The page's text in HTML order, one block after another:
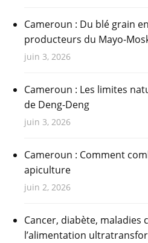
Cameroun : Du blé grain
producteurs du Mayo-
juin 3, 2026
Cameroun : Les limites
de Deng-Deng
juin 3, 2026
Cameroun : Comment
apiculture
juin 2, 2026
Cancer, diabète, maladies
l’alimentation